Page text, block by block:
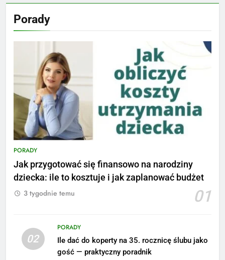
Porady
PORADY
Jak przygotować się finansowo na narodziny
dziecka: ile to kosztuje i jak zaplanować budżet
01
3 tygodnie temu
02
PORADY
Ile dać do koperty na 35. rocznicę ślubu jako
gość — praktyczny poradnik
5
Ile zarabia podolog: poznajmy